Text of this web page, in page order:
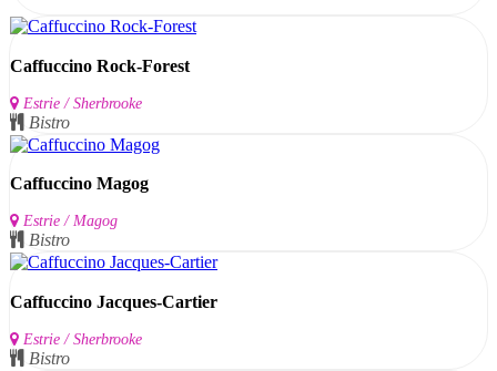
Caffuccino Rock-Forest
Estrie / Sherbrooke
Bistro
Caffuccino Magog
Estrie / Magog
Bistro
Caffuccino Jacques-Cartier
Estrie / Sherbrooke
Bistro